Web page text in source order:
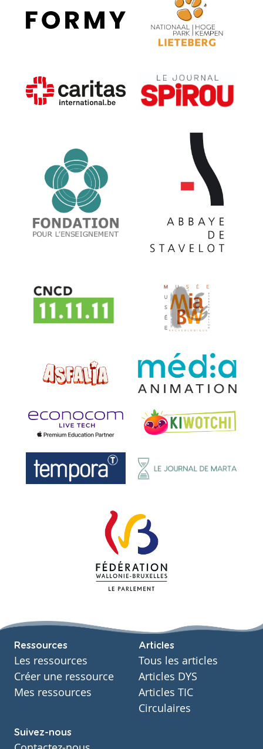
Ressources
Les ressources
Créer une ressource
Mes ressources
Articles
Tous les articles
Articles DYS
Articles TIC
Circulaires
Suivez-nous